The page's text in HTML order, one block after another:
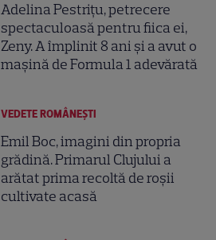
Adelina Pestrițu, petrecere
spectaculoasă pentru fiica ei,
Zeny. A împlinit 8 ani și a avut o
mașină de Formula 1 adevărată
VEDETE ROMÂNEŞTI
Emil Boc, imagini din propria
grădină. Primarul Clujului a
arătat prima recoltă de roșii
cultivate acasă